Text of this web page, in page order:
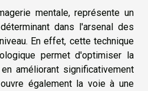
mentale, représente un
dans l'arsenal des
En effet, cette technique
permet d'optimiser la
améliorant significativement
également la voie à une